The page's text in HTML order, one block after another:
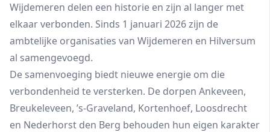
Wijdemeren delen een historie en zijn al langer met
elkaar verbonden. Sinds 1 januari 2026 zijn de
ambtelijke organisaties van Wijdemeren en Hilversum
al samengevoegd.
De samenvoeging biedt nieuwe energie om die
verbondenheid te versterken. De dorpen Ankeveen,
Breukeleveen, ’s‑Graveland, Kortenhoef, Loosdrecht
en Nederhorst den Berg behouden hun eigen karakter